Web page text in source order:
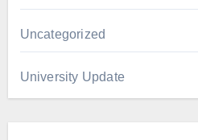
Uncategorized
University Update